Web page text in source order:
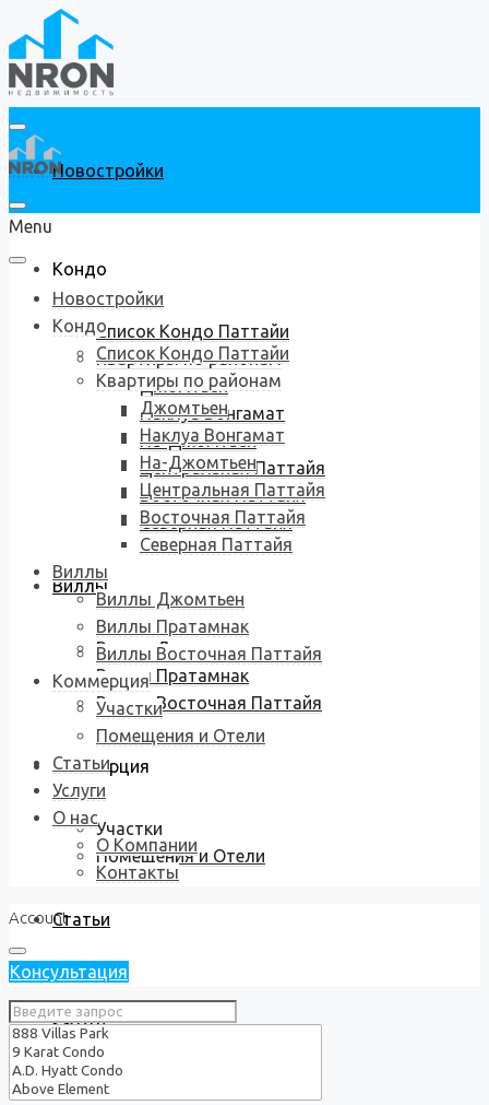
Новостройки
Кондо
Список Кондо Паттайи
Квартиры по районам
Джомтьен
Наклуа Вонгамат
На-Джомтьен
Центральная Паттайя
Восточная Паттайя
Северная Паттайя
Виллы
Виллы Джомтьен
Виллы Пратамнак
Виллы Восточная Паттайя
Коммерция
Участки
Помещения и Отели
Статьи
Услуги
Menu
Новостройки
Кондо
Список Кондо Паттайи
Квартиры по районам
Джомтьен
Наклуа Вонгамат
На-Джомтьен
Центральная Паттайя
Восточная Паттайя
Северная Паттайя
Виллы
Виллы Джомтьен
Виллы Пратамнак
Виллы Восточная Паттайя
Коммерция
Участки
Помещения и Отели
Статьи
Услуги
О нас
О Компании
Контакты
Account
Консультация